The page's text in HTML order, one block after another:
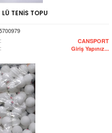
TENİS TOPU
: CANSPORT
: Giriş Yapınız...